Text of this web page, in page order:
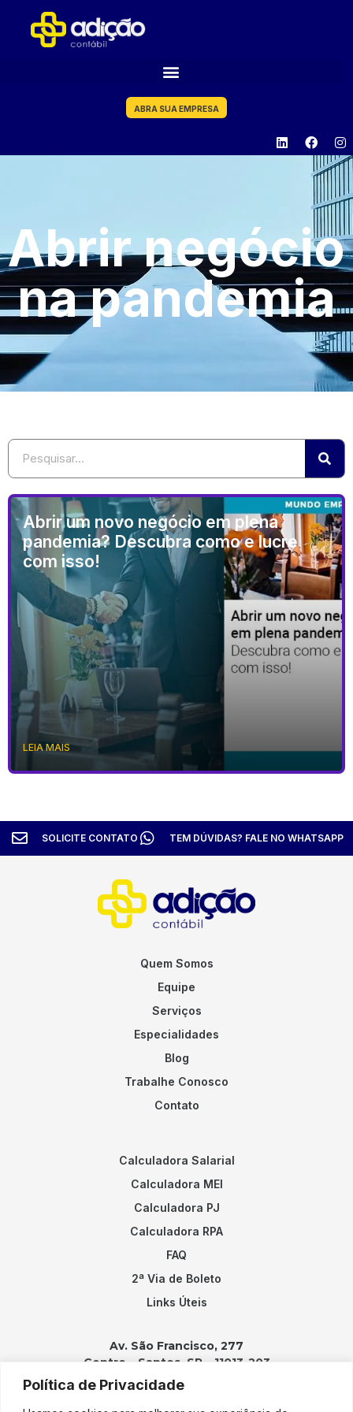
Política de Privacidade
ABRA SUA EMPRESA
Abrir negócio
na pandemia
Abrir um novo negócio em plena
pandemia? Descubra como e lucre
com isso!
LEIA MAIS
SOLICITE CONTATO TEM DÚVIDAS? FALE NO WHATSAPP
Quem Somos
Equipe
Serviços
Especialidades
Blog
Trabalhe Conosco
Contato
Calculadora Salarial
Calculadora MEI
Calculadora PJ
Calculadora RPA
FAQ
2ª Via de Boleto
Links Úteis
Av. São Francisco, 277
Centro – Santos, SP – 11013-203
Contatos: